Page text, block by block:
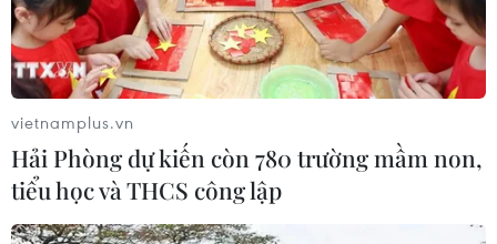
Tập trung nguồn lực đưa Dự án
Nhiệt điện Long Phú 1 về đích
09/08/2026 13:46
Ấn Độ dự kiến chi 8,8 tỷ USD cho
hoạt động thăm dò dầu khí biển sâu
09/08/2026 13:13
vietnamplus.vn
Hải Phòng dự kiến còn 780 trường mầm non,
tiểu học và THCS công lập